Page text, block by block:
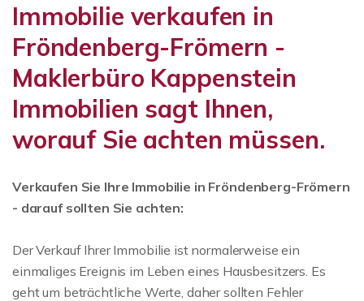
Immobilie verkaufen in
Fröndenberg-Frömern -
Maklerbüro Kappenstein
Immobilien sagt Ihnen,
worauf Sie achten müssen.
Verkaufen Sie Ihre Immobilie in Fröndenberg-Frömern
- darauf sollten Sie achten:
Der Verkauf Ihrer Immobilie ist normalerweise ein
einmaliges Ereignis im Leben eines Hausbesitzers. Es
geht um beträchtliche Werte, daher sollten Fehler